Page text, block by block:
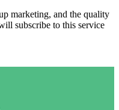
marketing, and the quality
subscribe to this service